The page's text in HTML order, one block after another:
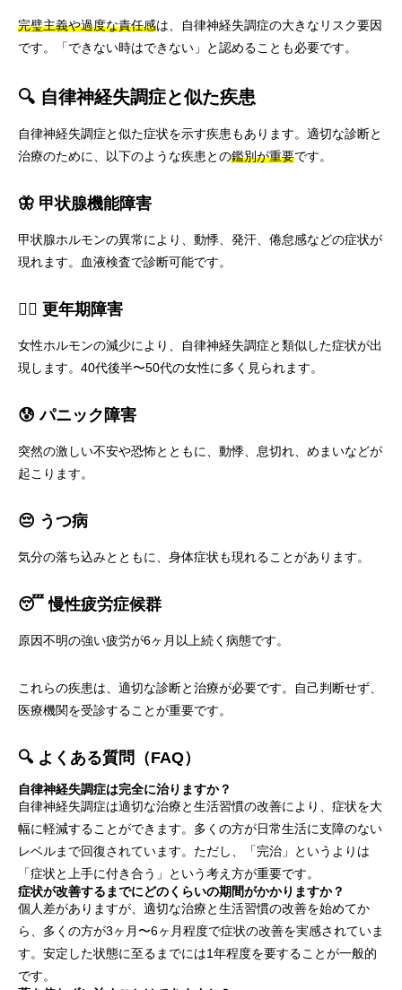
完璧主義や過度な責任感は、自律神経失調症の大きなリスク要因
です。「できない時はできない」と認めることも必要です。
🔍 自律神経失調症と似た疾患
自律神経失調症と似た症状を示す疾患もあります。適切な診断と
治療のために、以下のような疾患との鑑別が重要です。
🦋 甲状腺機能障害
甲状腺ホルモンの異常により、動悸、発汗、倦怠感などの症状が
現れます。血液検査で診断可能です。
👩‍⚕️ 更年期障害
女性ホルモンの減少により、自律神経失調症と類似した症状が出
現します。40代後半〜50代の女性に多く見られます。
😰 パニック障害
突然の激しい不安や恐怖とともに、動悸、息切れ、めまいなどが
起こります。
😔 うつ病
気分の落ち込みとともに、身体症状も現れることがあります。
😴 慢性疲労症候群
原因不明の強い疲労が6ヶ月以上続く病態です。
これらの疾患は、適切な診断と治療が必要です。自己判断せず、
医療機関を受診することが重要です。
🔍 よくある質問（FAQ）
自律神経失調症は完全に治りますか？
自律神経失調症は適切な治療と生活習慣の改善により、症状を大
幅に軽減することができます。多くの方が日常生活に支障のない
レベルまで回復されています。ただし、「完治」というよりは
「症状と上手に付き合う」という考え方が重要です。
症状が改善するまでにどのくらいの期間がかかりますか？
個人差がありますが、適切な治療と生活習慣の改善を始めてか
ら、多くの方が3ヶ月〜6ヶ月程度で症状の改善を実感されていま
す。安定した状態に至るまでには1年程度を要することが一般的
です。